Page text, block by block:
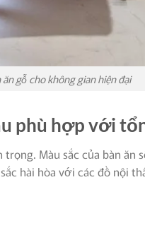
ăn gỗ cho không gian hiện đại
phù hợp với
Màu sắc của bàn ăn
hài hòa với các đồ nội